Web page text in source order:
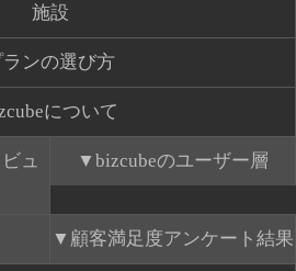
施設
ランの選び方
について
ュ
bizcubeのユーザー層
顧客満足度アンケート結果